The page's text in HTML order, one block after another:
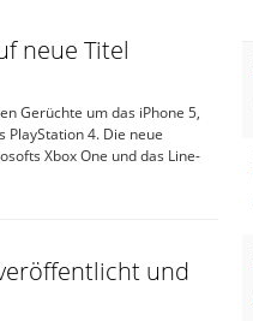
neue Titel
Gerüchte um das iPhone 5,
PlayStation 4. Die neue
Xbox One und das Line-
und